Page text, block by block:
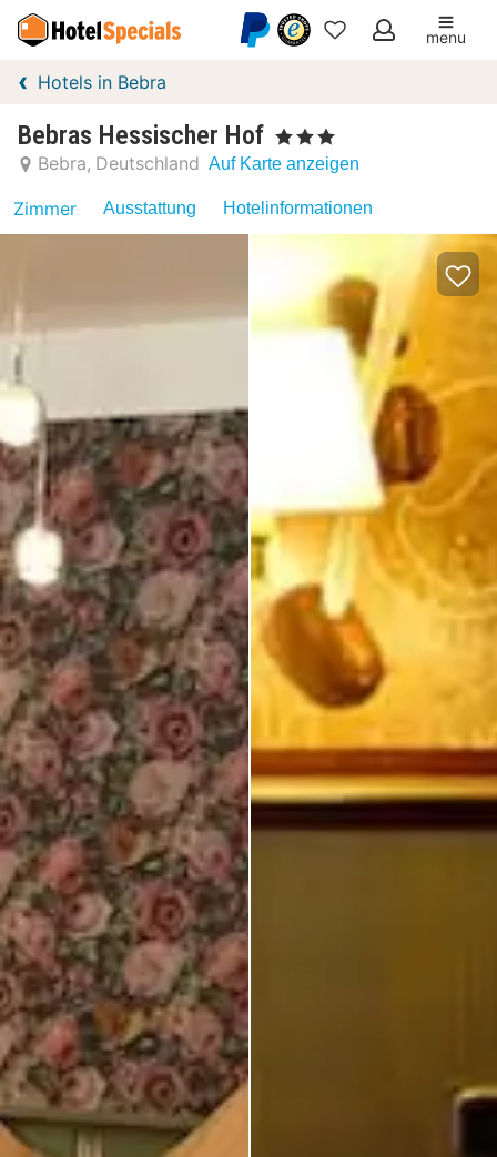
Meine
menu
Hotels in Bebra
Bebras Hessischer Hof , 3 Sterne
Bebra Deutschland Auf Karte anzeigen
Zimmer Ausstattung Hotelinformationen